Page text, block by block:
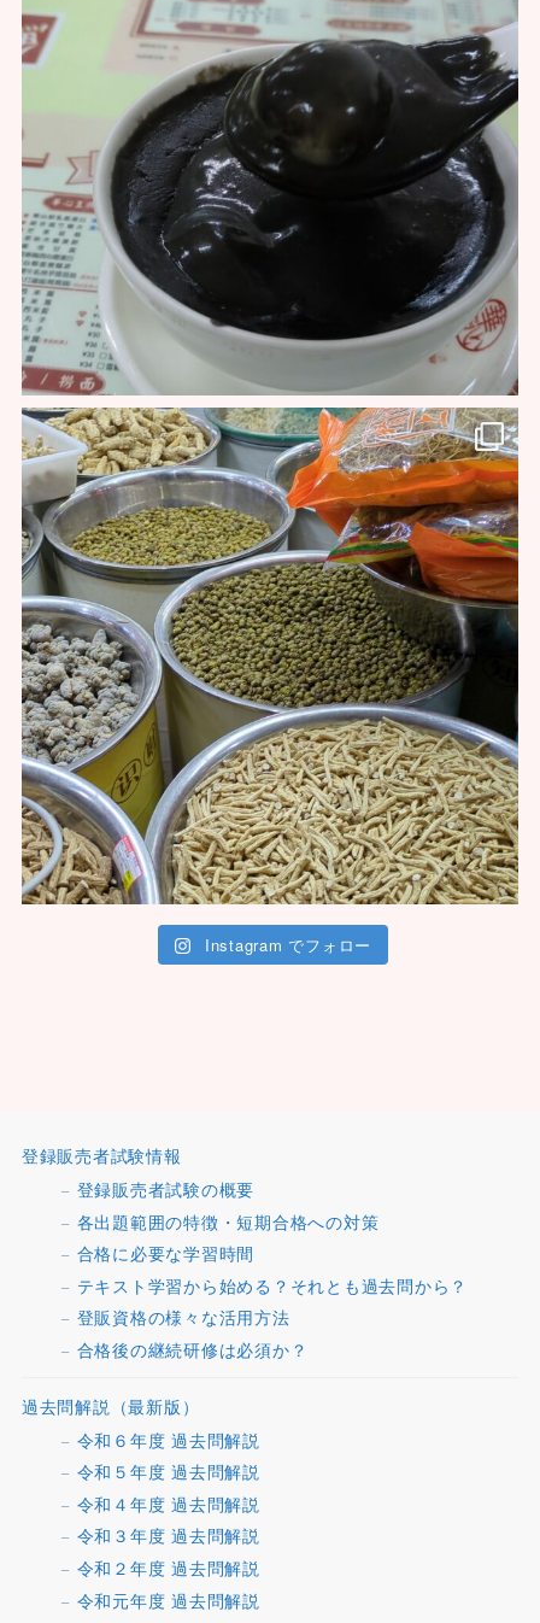
Instagram でフォロー
登録販売者試験情報
登録販売者試験の概要
各出題範囲の特徴・短期合格への対策
合格に必要な学習時間
テキスト学習から始める？それとも過去問から？
登販資格の様々な活用方法
合格後の継続研修は必須か？
過去問解説（最新版）
令和６年度 過去問解説
令和５年度 過去問解説
令和４年度 過去問解説
令和３年度 過去問解説
令和２年度 過去問解説
令和元年度 過去問解説